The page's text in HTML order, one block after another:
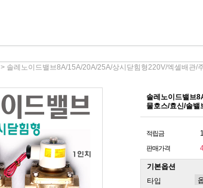
> 솔레노이드밸브8A/15A/20A/25A/상시닫힘형220V/엑셀배관
솔레노이드밸브
물호스/효신/솔
적립금
판매가격
기본옵션
타입